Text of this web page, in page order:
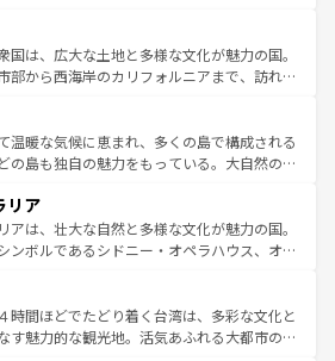
照してほしい。
まま残る町や、スイスならではのユニークな
、アルプス観光だけでなく町歩きも満喫する
。国民の所得が高いため物価も高いが、旅行
料で観光を楽しむこともできる。 なお、新
報はコンテンツ一覧 を参照してほしい。
国は、広大な土地と多様な文化が魅力の国。
部から西海岸のカリフォルニアまで、訪れる
都市は、観光、ショッピング、エンターテイ
まった刺激的なスポットだ。一方、アメリカ
然が広がり、グランドキャニオンやイエロー
ーリンズでは、音楽と美食が融合した独特の
旅行者はアメリカの各地域で異なる魅力を楽
その多様性と豊かな歴史を感じることができ
スタイルだ。 なお、新着のアメリカ
ンツ一覧を参照してほしい。
温暖な気候に恵まれ、多くの島で構成される
の島も独自の魅力をもっている。大自然の神
せない。また、定番の観光地といえばオアフ
な自然を求めるならマウイ島やカウアイ島が
メラルドグリーンに輝く海をはじめ、豊かな
しの心で訪れる人々を迎えてくれるハワイの
いローカルフードやハワイアンミュージッ
フラダンスなど、すべてがハワイの魅力を彩
リア
アは、壮大な自然と多様な文化が魅力の国。
ンボルであるシドニー・オペラハウス、オー
大陸中央部にそびえるウルル（エアーズロッ
ニアの美しい原生林やケアンズの熱帯雨林な
がたくさん。また、カフェやワイン、オージ
時間ほどでたどり着く台湾は、多彩な文化と
す魅力的な観光地。活気あふれる大都市の台